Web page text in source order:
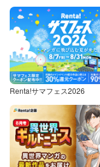
Renta!サマフェス2026